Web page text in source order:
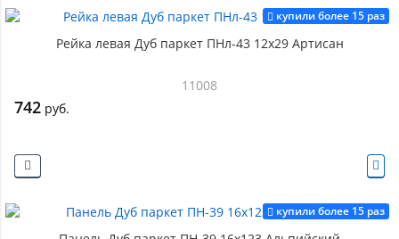
купили более 15 раз
Рейка левая Дуб паркет ПНл-43 12х29 Артисан
11008
742 руб.
купили более 15 раз